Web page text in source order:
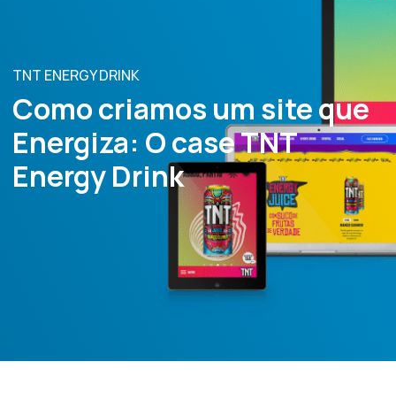
TNT ENERGY DRINK
Como criamos um site que
Energiza: O case TNT
Energy Drink